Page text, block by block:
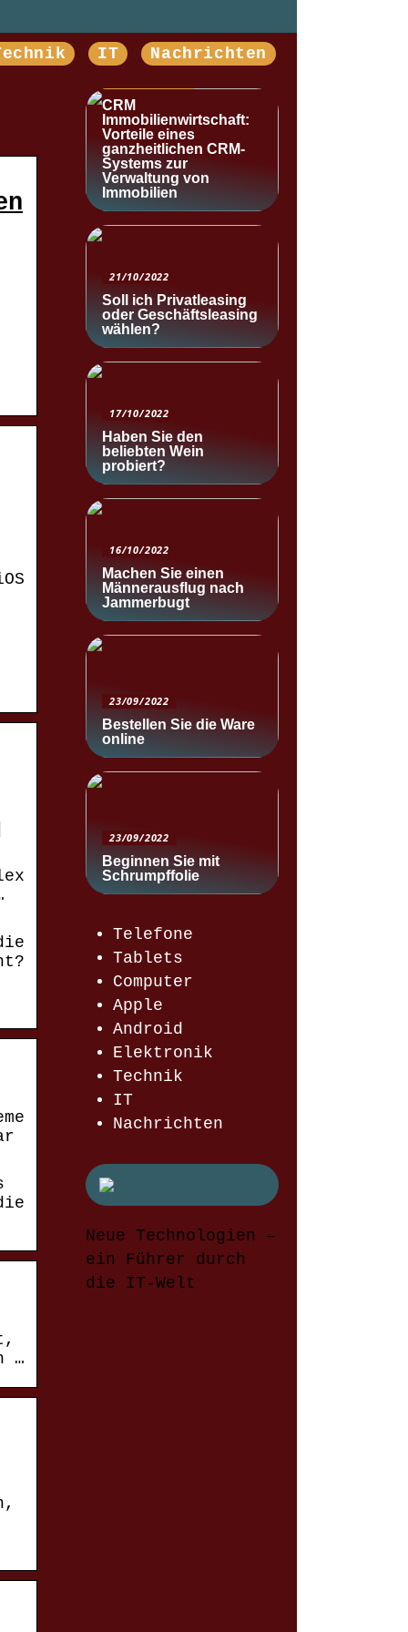
IT Nachrichten
…
CRM
Immobilienwirtschaft:
Vorteile eines
ganzheitlichen CRM-
Systems zur
Verwaltung von
Immobilien
21/10/2022
Soll ich Privatleasing
oder Geschäftsleasing
wählen?
17/10/2022
Haben Sie den
beliebten Wein
probiert?
16/10/2022
Machen Sie einen
Männerausflug nach
Jammerbugt
23/09/2022
Bestellen Sie die Ware
online
23/09/2022
Beginnen Sie mit
Schrumpffolie
Telefone
Tablets
Computer
Apple
Android
Elektronik
Technik
IT
Nachrichten
Neue Technologien –
ein Führer durch
die IT-Welt